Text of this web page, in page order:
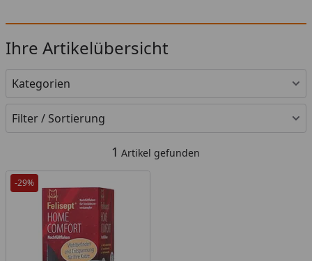
Ihre Artikelübersicht
Kategorien
Filter / Sortierung
1 Artikel gefunden
-29%